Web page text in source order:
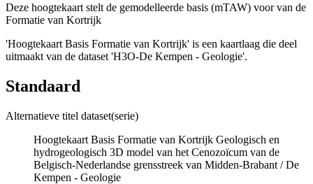
Deze hoogtekaart stelt de gemodelleerde basis (mTAW) voor van de
Formatie van Kortrijk
'Hoogtekaart Basis Formatie van Kortrijk' is een kaartlaag die deel
uitmaakt van de dataset 'H3O-De Kempen - Geologie'.
Standaard
Alternatieve titel dataset(serie)
Hoogtekaart Basis Formatie van Kortrijk Geologisch en
hydrogeologisch 3D model van het Cenozoïcum van de
Belgisch-Nederlandse grensstreek van Midden-Brabant / De
Kempen - Geologie